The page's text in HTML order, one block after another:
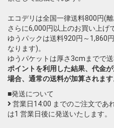
エコデリは全国一律送料800円(
さらに6,000円以上のお買い上げ
ゆうパックは送料920円～1,860
なります)。
ゆうパケットは厚さ3cmまでで送
ポイントを利用した結果、代金
場合、通常の送料が加算されます
■発送について
営業日14:00 までのご注文であ
は1 営業日後に発送いたします。